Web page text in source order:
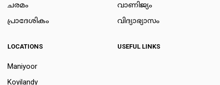
ചരമം
പ്രാദേശികം
വാണിജ്യം
വിദ്യാഭ്യാസം
LOCATIONS
Maniyoor
Koyilandy
USEFUL LINKS